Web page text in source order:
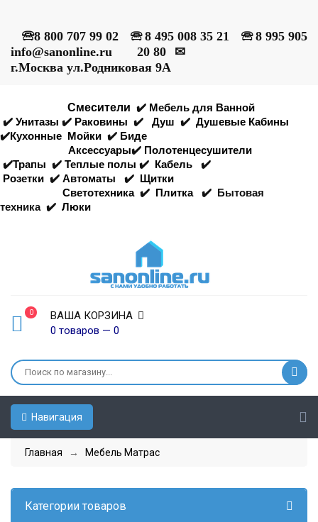
🕾8 800 707 99 02 🕾 8 495 008 35 21 🕾 8 995 905
20 80
✉
info@sanonline.ru
г.Москва ул.Родниковая 9А
Смесители ✔️ Мебель для Ванной
✔️ Унитазы ✔️ Раковины ✔️ Душ ✔️ Душевые Кабины
✔️Кухонные Мойки ✔️ Биде
Аксессуары✔️ Полотенцесушители
✔️Трапы ✔️ Теплые полы ✔️ Кабель
✔️
Розетки ✔️ Автоматы ✔️ Щитки
Светотехника ✔️ Плитка ✔️ Бытовая
техника ✔️ Люки
0
ВАША КОРЗИНА
0 товаров — 0
Навигация
Главная → Мебель Матрас
Категории товаров